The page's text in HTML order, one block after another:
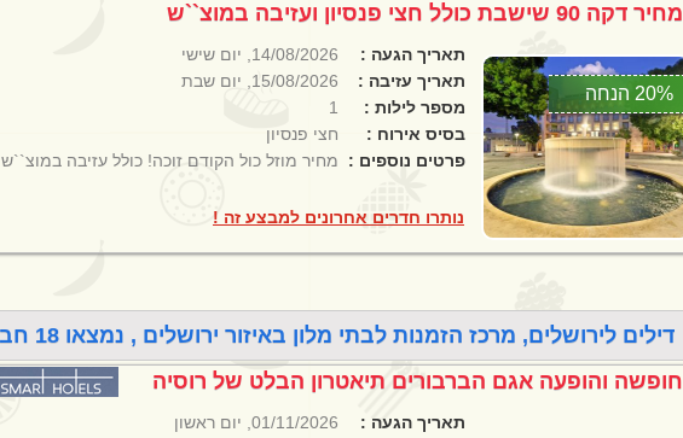
מחיר דקה 90 שישבת כולל חצי פנסיון ועזיבה במוצ``ש
תאריך הגעה :
14/08/2026, יום שישי
תאריך עזיבה :
15/08/2026, יום שבת
מספר לילות :
1
בסיס אירוח :
חצי פנסיון
פרטים נוספים :
מחיר מוזל כול הקודם זוכה! כולל עזיבה במוצ``ש
נותרו חדרים אחרונים למבצע זה !
20% הנחה
דילים לירושלים, מרכז הזמנות לבתי מלון באיזור ירושלים , נמצאו 18 חבילות נופש לירושלים
חופשה והופעה אגם הברבורים תיאטרון הבלט של רוסיה
תאריך הגעה :
01/11/2026, יום ראשון